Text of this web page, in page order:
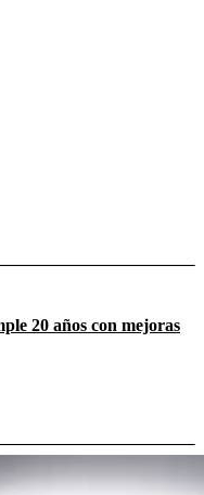
20 años con mejoras